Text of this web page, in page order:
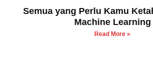
Semua yang Perlu Kamu
Machine Learning
Read More »